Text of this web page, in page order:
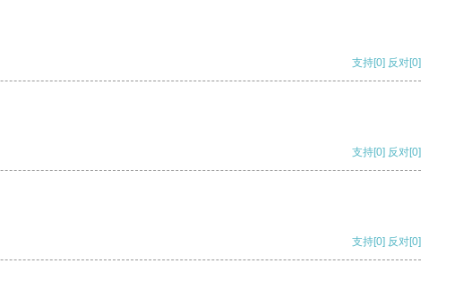
支持[0] 反对[0]
支持[0] 反对[0]
支持[0] 反对[0]